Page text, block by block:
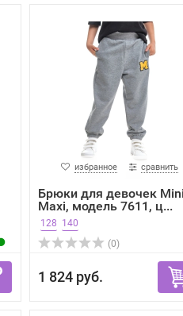
избранное сравнить
Брюки для девочек
Maxi, модель 7611, ц...
128 140
(0)
1 824 руб.